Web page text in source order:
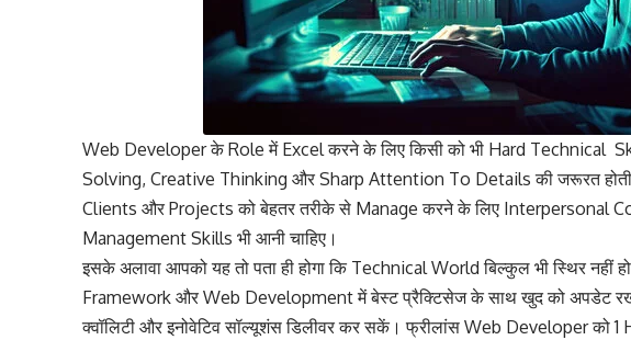
Web Developer के Role में Excel करने के लिए किसी को भी Hard Technical
Solving, Creative Thinking और Sharp Attention To Details की जरूरत
Clients और Projects को बेहतर तरीके से Manage करने के लिए Interpersonal
Management Skills भी आनी चाहिए।
इसके अलावा आपको यह तो पता ही होगा कि Technical World बिल्कुल भी स्थिर
Framework और Web Development में बेस्ट प्रैक्टिसेज के साथ खुद को अपडेट
क्वॉलिटी और इनोवेटिव सॉल्यूशंस डिलीवर कर सकें। फ्रीलांस Web Developer को 1